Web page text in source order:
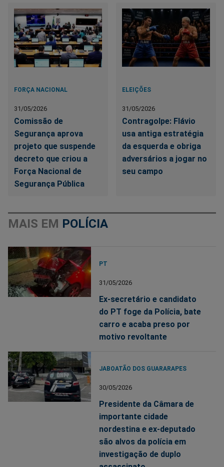
FORÇA NACIONAL
31/05/2026
Comissão de
Segurança aprova
projeto que suspende
decreto que criou a
Força Nacional de
Segurança Pública
ELEIÇÕES
31/05/2026
Contragolpe: Flávio
usa antiga estratégia
da esquerda e obriga
adversários a jogar no
seu campo
MAIS EM POLÍCIA
PT
31/05/2026
Ex-secretário e candidato
do PT foge da Polícia, bate
carro e acaba preso por
motivo revoltante
JABOATÃO DOS GUARARAPES
30/05/2026
Presidente da Câmara de
importante cidade
nordestina e ex-deputado
são alvos da polícia em
investigação de duplo